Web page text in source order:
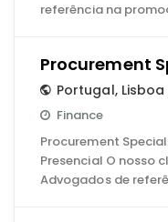
referência na
Procurement
Portugal, Lisboa
Finance
Procurement
Presencial O nosso
Advogados de